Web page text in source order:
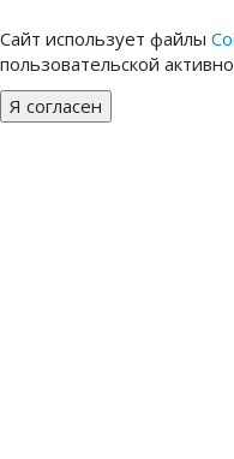
Сайт использует файлы
пользовательской
Я согласен